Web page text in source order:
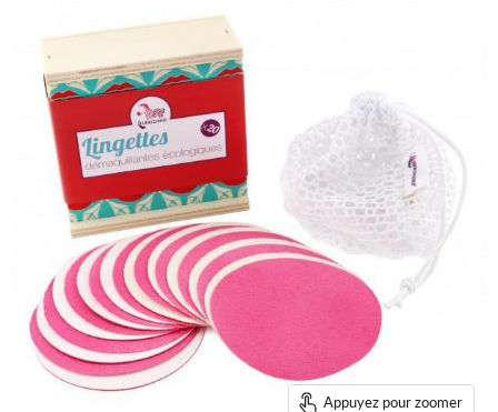
Appuyez pour zoomer